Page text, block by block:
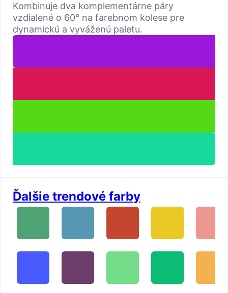
Kombinuje dva komplementárne páry
vzdialené o 60° na farebnom kolese pre
dynamickú a vyváženú paletu.
Ďalšie trendové farby